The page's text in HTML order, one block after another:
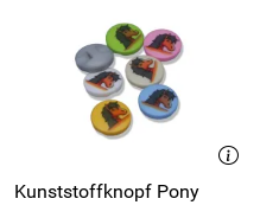
Kunststoffknopf Pony